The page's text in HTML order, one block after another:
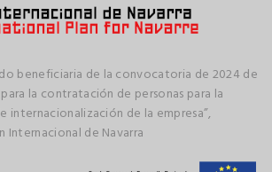
beneficiaria de la convocatoria de 2024 de
para la contratación de personas para la
internacionalización de la empresa”,
Internacional de Navarra